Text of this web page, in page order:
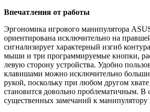
Впечатления от работы
Эргономика игрового манипулятора
ориентирована исключительно на
сигнализирует характерный изгиб
мыши и три программируемые кнопки,
левую сторону устройства. Удобно
клавишами можно исключительно
рукой, поскольку при любом другом
становится довольно проблематичным. В
существенных замечаний к манипулятору